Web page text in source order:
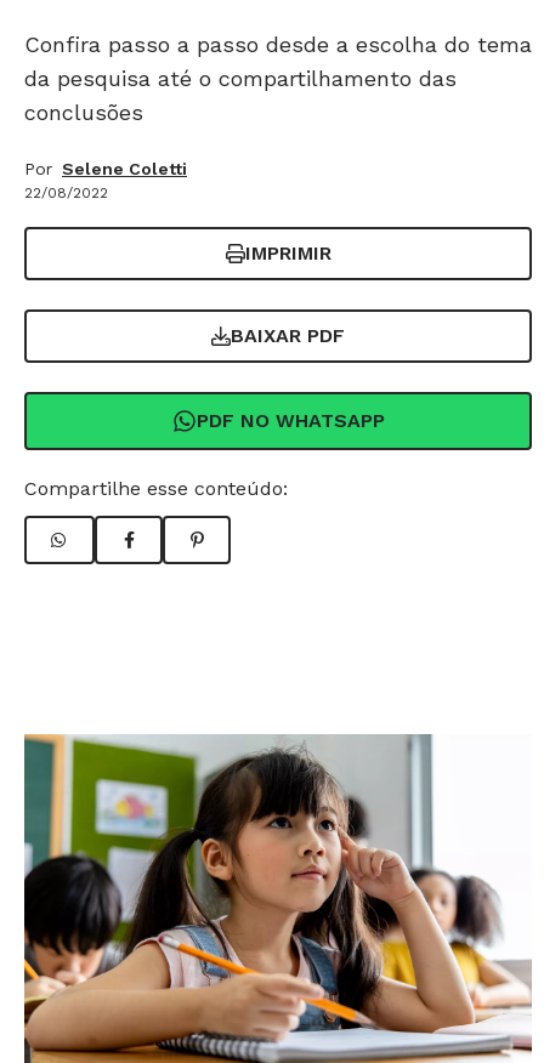
Confira passo a passo desde a escolha do tema
da pesquisa até o compartilhamento das
conclusões
Por Selene Coletti
22/08/2022
IMPRIMIR
BAIXAR PDF
PDF NO WHATSAPP
Compartilhe esse conteúdo: